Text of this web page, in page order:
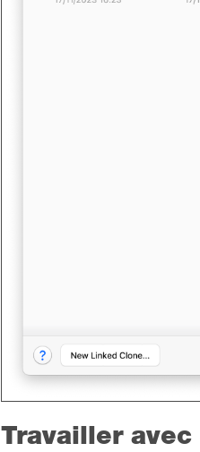
Travailler avec